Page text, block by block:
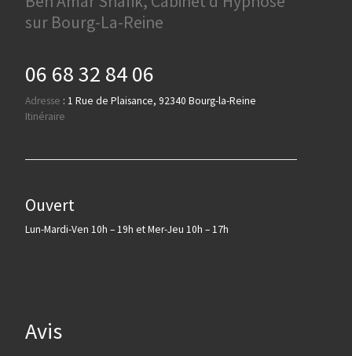
sur Bourg-La-Reine
06 68 32 84 06
Adresse : 1 Rue de Plaisance, 92340 Bourg-la-Reine
Itinéraire
Ouvert
Lun-Mardi-Ven 10h – 19h et Mer-Jeu 10h – 17h
Avis